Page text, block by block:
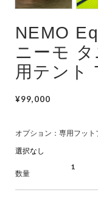
NEMO
ニーモ
用テント
¥99,000
オプション：専用フット
数量